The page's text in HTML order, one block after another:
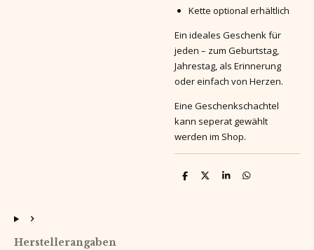
Kette optional erhältlich
Ein ideales Geschenk für
jeden – zum Geburtstag,
Jahrestag, als Erinnerung
oder einfach von Herzen.
Eine Geschenkschachtel
kann seperat gewählt
werden im Shop.
T
T
T
T
Herstellerangaben